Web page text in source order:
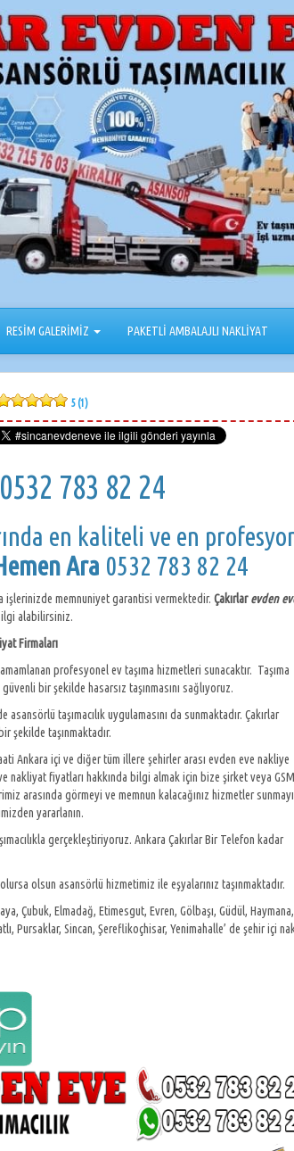
RESİM GALERİMİZ PAKETLİ AMBALAJLI NAKLİYAT
5 (1)
783 82 24
en kaliteli ve en
Ara 0532 783 82 24
işlerinizde memnuniyet garantisi vermektedir. Çakırlarevden
alabilirsiniz.
Firmaları
profesyonel ev taşıma hizmetleri sunacaktır. Taşıma
bir şekilde hasarsız taşınmasını sağlıyoruz.
taşımacılık uygulamasını da sunmaktadır. Çakırlar
şekilde taşınmaktadır.
Ankara içi ve diğer tüm illere şehirler arası evden eve nakliye
nakliyat fiyatları hakkında bilgi almak için bize şirket veya GSM
arasında görmeyi ve memnun kalacağınız hizmetler
yararlanın.
gerçekleştiriyoruz. Ankara Çakırlar Bir Telefon kadar
olsun asansörlü hizmetimiz ile eşyalarınız taşınmaktadır.
Çubuk, Elmadağ, Etimesgut, Evren, Gölbaşı, Güdül, Haymana,
Pursaklar, Sincan, Şereflikoçhisar, Yenimahalle’ de şehir içi